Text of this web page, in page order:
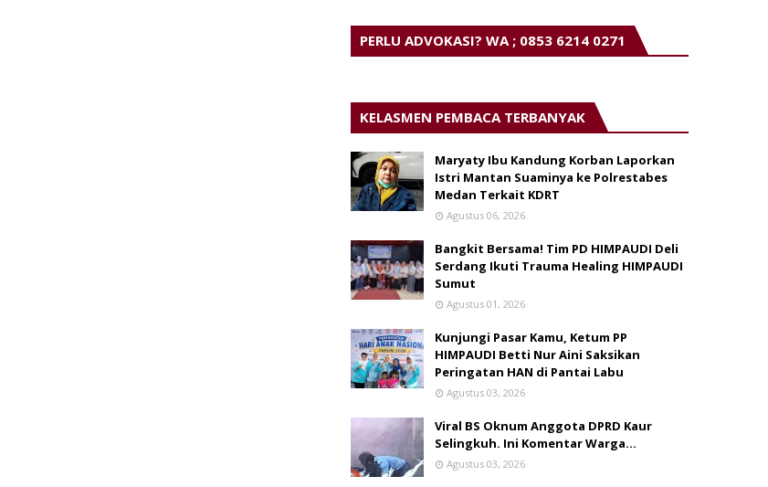
PERLU ADVOKASI? WA ; 0853 6214 0271
KELASMEN PEMBACA TERBANYAK
Maryaty Ibu Kandung Korban Laporkan
Istri Mantan Suaminya ke Polrestabes
Medan Terkait KDRT
Agustus 06, 2026
Bangkit Bersama! Tim PD HIMPAUDI Deli
Serdang Ikuti Trauma Healing HIMPAUDI
Sumut
Agustus 01, 2026
Kunjungi Pasar Kamu, Ketum PP
HIMPAUDI Betti Nur Aini Saksikan
Peringatan HAN di Pantai Labu
Agustus 03, 2026
Viral BS Oknum Anggota DPRD Kaur
Selingkuh. Ini Komentar Warga…
Agustus 03, 2026